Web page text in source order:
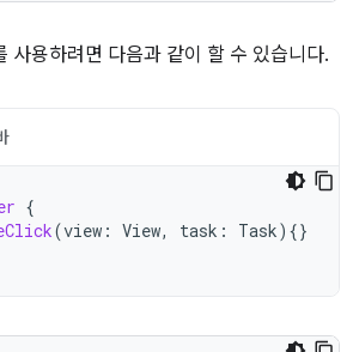
사용하려면 다음과 같이 할 수 있습니다.
{
(view : View, task : Task){}